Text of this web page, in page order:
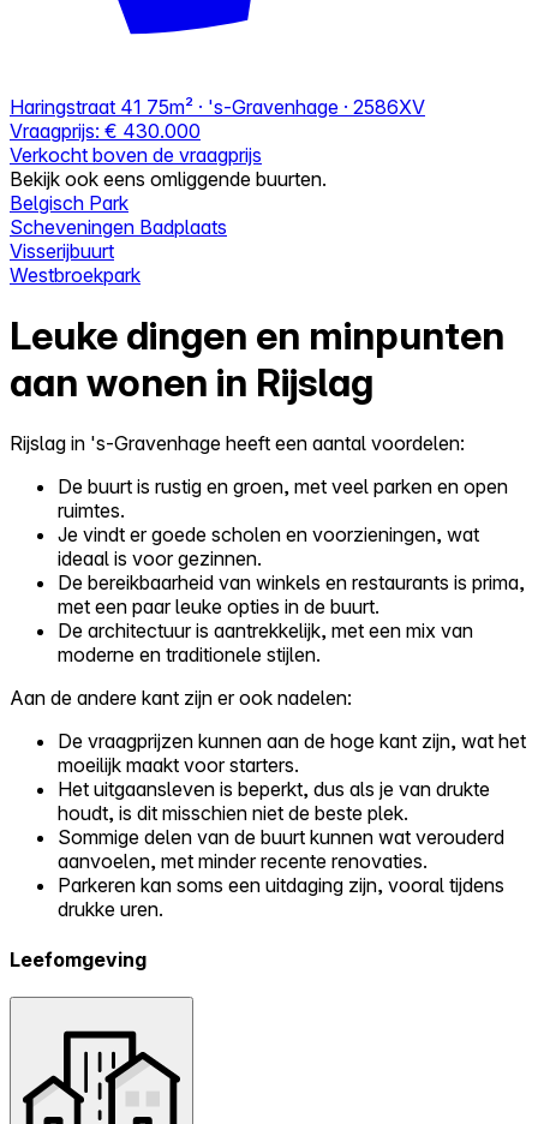
Haringstraat 41 75m² · 's-Gravenhage · 2586XV
Vraagprijs: € 430.000
Verkocht boven de vraagprijs
Bekijk ook eens omliggende buurten.
Belgisch Park
Scheveningen Badplaats
Visserijbuurt
Westbroekpark
Leuke dingen en minpunten
aan wonen in Rijslag
Rijslag in 's-Gravenhage heeft een aantal voordelen:
De buurt is rustig en groen, met veel parken en open
ruimtes.
Je vindt er goede scholen en voorzieningen, wat
ideaal is voor gezinnen.
De bereikbaarheid van winkels en restaurants is prima,
met een paar leuke opties in de buurt.
De architectuur is aantrekkelijk, met een mix van
moderne en traditionele stijlen.
Aan de andere kant zijn er ook nadelen:
De vraagprijzen kunnen aan de hoge kant zijn, wat het
moeilijk maakt voor starters.
Het uitgaansleven is beperkt, dus als je van drukte
houdt, is dit misschien niet de beste plek.
Sommige delen van de buurt kunnen wat verouderd
aanvoelen, met minder recente renovaties.
Parkeren kan soms een uitdaging zijn, vooral tijdens
drukke uren.
Leefomgeving